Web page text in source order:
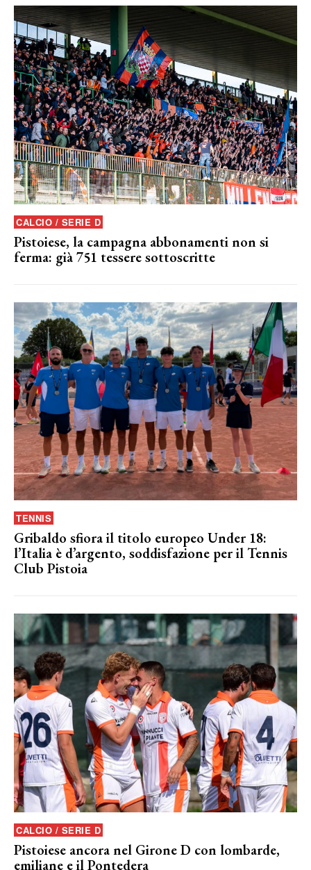
CALCIO / SERIE D
Pistoiese, la campagna abbonamenti non si
ferma: già 751 tessere sottoscritte
TENNIS
Gribaldo sfiora il titolo europeo Under 18:
l’Italia è d’argento, soddisfazione per il Tennis
Club Pistoia
CALCIO / SERIE D
Pistoiese ancora nel Girone D con lombarde,
emiliane e il Pontedera